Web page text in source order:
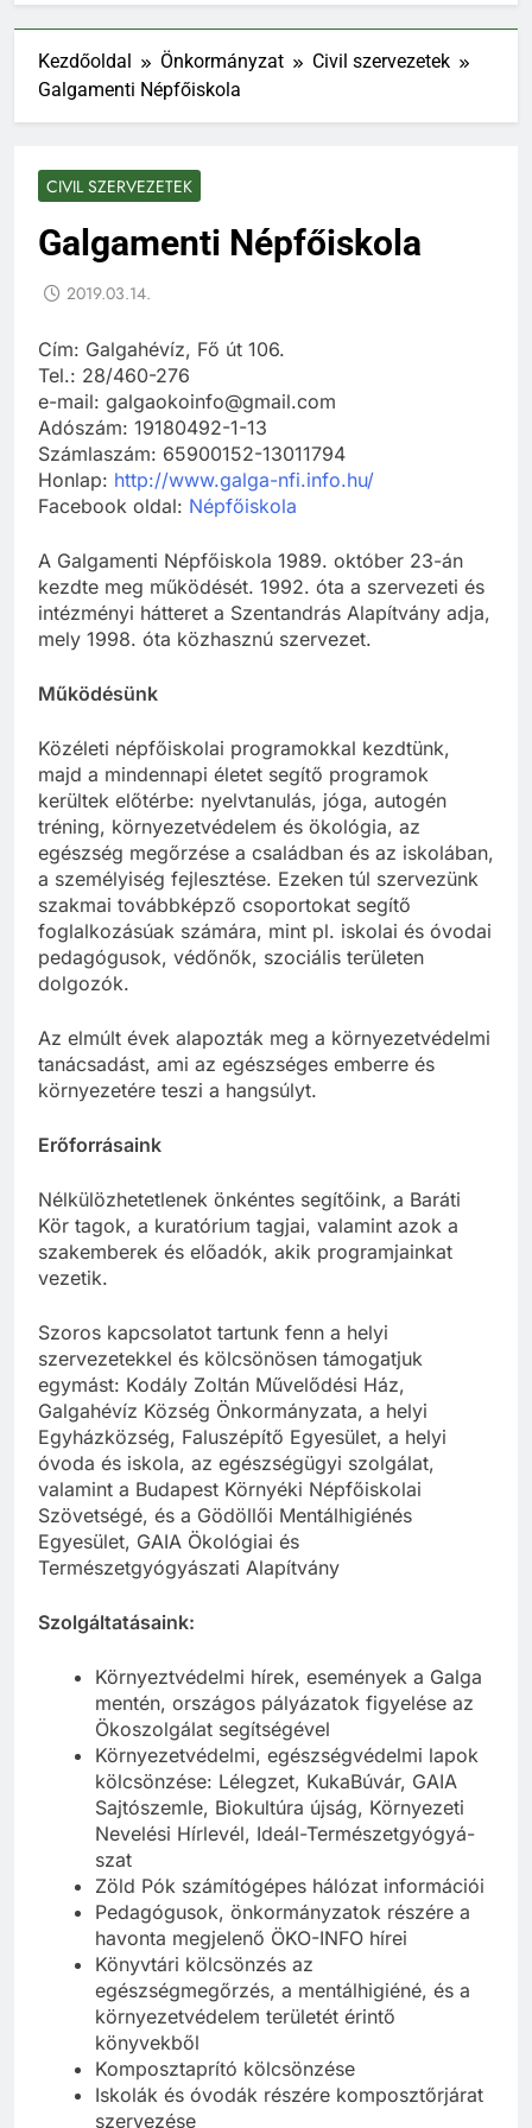
Kezdőoldal Önkormányzat
Civil szervezetek
Galgamenti Népfőiskola
CIVIL SZERVEZETEK
Galgamenti Népfőiskola
2019.03.14.
Cím: Galgahévíz, Fő út 106.
Tel.: 28/460-276
e-mail: galgaokoinfo@gmail.com
Adószám: 19180492-1-13
Számlaszám: 65900152-13011794
Honlap: http://www.galga-nfi.info.hu/
Facebook oldal: Népfőiskola
A Galgamenti Népfőiskola 1989. október 23-án
kezdte meg működését. 1992. óta a szervezeti és
intézményi hátteret a Szentandrás Alapítvány adja,
mely 1998. óta közhasznú szervezet.
Működésünk
Közéleti népfőiskolai programokkal kezdtünk,
majd a mindennapi életet segítő programok
kerültek előtérbe: nyelvtanulás, jóga, autogén
tréning, környezetvédelem és ökológia, az
egészség megőrzése a családban és az iskolában,
a személyiség fejlesztése. Ezeken túl szervezünk
szakmai továbbképző csoportokat segítő
foglalkozásúak számára, mint pl. iskolai és óvodai
pedagógusok, védőnők, szociális területen
dolgozók.
Az elmúlt évek alapozták meg a környezetvédelmi
tanácsadást, ami az egészséges emberre és
környezetére teszi a hangsúlyt.
Erőforrásaink
Nélkülözhetetlenek önkéntes segítőink, a Baráti
Kör tagok, a kuratórium tagjai, valamint azok a
szakemberek és előadók, akik programjainkat
vezetik.
Szoros kapcsolatot tartunk fenn a helyi
szervezetekkel és kölcsönösen támogatjuk
egymást: Kodály Zoltán Művelődési Ház,
Galgahévíz Község Önkormányzata, a helyi
Egyházközség, Faluszépítő Egyesület, a helyi
óvoda és iskola, az egészségügyi szolgálat,
valamint a Budapest Környéki Népfőiskolai
Szövetségé, és a Gödöllői Mentálhigiénés
Egyesület, GAIA Ökológiai és
Természetgyógyászati Alapítvány
Szolgáltatásaink:
Környeztvédelmi hírek, események a Galga
mentén, országos pályázatok figyelése az
Ökoszolgálat segítségével
Környezetvédelmi, egészségvédelmi lapok
kölcsönzése: Lélegzet, KukaBúvár, GAIA
Sajtószemle, Biokultúra újság, Környezeti
Nevelési Hírlevél, Ideál-Természetgyógyá-
szat
Zöld Pók számítógépes hálózat információi
Pedagógusok, önkormányzatok részére a
havonta megjelenő ÖKO-INFO hírei
Könyvtári kölcsönzés az
egészségmegőrzés, a mentálhigiéné, és a
környezetvédelem területét érintő
könyvekből
Komposztaprító kölcsönzése
Iskolák és óvodák részére komposztőrjárat
szervezése